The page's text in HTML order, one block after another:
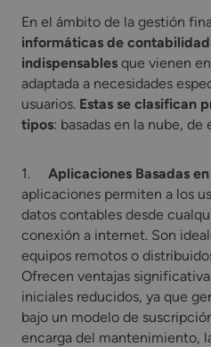
En el ámbito de la gestión
informáticas de
indispensables que vienen
adaptada a necesidades
usuarios. Estas se clasifican
tipos: basadas en la nube,
1. Aplicaciones Basadas
aplicaciones permiten a los
datos contables desde
conexión a internet. Son
equipos remotos o
Ofrecen ventajas
iniciales reducidos, ya que
bajo un modelo de
encarga del mantenimiento,